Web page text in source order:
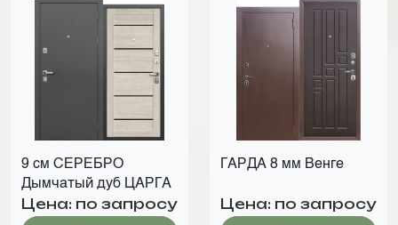
9 см СЕРЕБРО
Дымчатый дуб ЦАРГА
Цена: по запросу
ГАРДА 8 мм Венге
Цена: по запросу